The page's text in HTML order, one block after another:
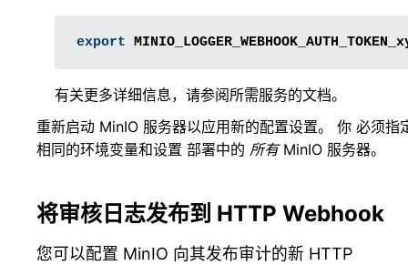
export
有关更多详细信息，请参阅所需服务的文档。
重新启动 MinIO 服务器以应用新的配置设置。 你 必须指
相同的环境变量和设置 部署中的 所有MinIO 服务器。
将审核日志发布到 HTTP Webhook
您可以配置 MinIO 向其发布审计的新 HTTP